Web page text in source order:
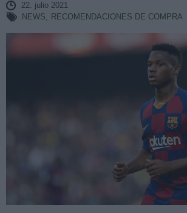
22. julio 2021
NEWS, RECOMENDACIONES DE COMPRA